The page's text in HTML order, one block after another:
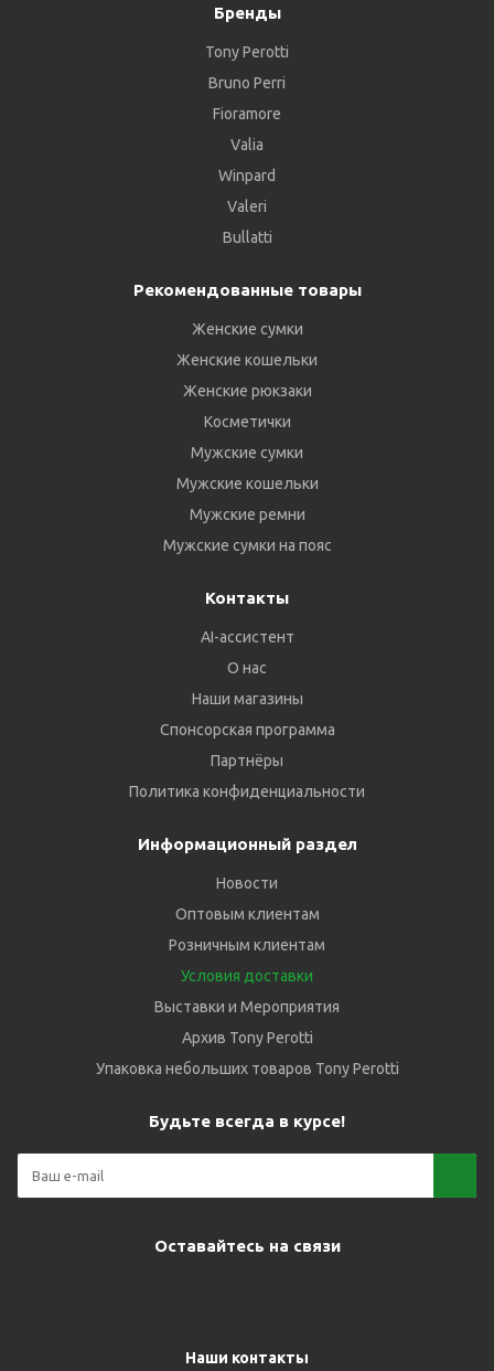
Бренды
Tony Perotti
Bruno Perri
Fioramore
Valia
Winpard
Valeri
Bullatti
Рекомендованные товары
Женские сумки
Женские кошельки
Женские рюкзаки
Косметички
Мужские сумки
Мужские кошельки
Мужские ремни
Мужские сумки на пояс
Контакты
AI-ассистент
О нас
Наши магазины
Спонсорская программа
Партнёры
Политика конфиденциальности
Информационный раздел
Новости
Оптовым клиентам
Розничным клиентам
Условия доставки
Выставки и Мероприятия
Архив Tony Perotti
Упаковка небольших товаров Tony Perotti
Будьте всегда в курсе!
Оставайтесь на связи
Наши контакты